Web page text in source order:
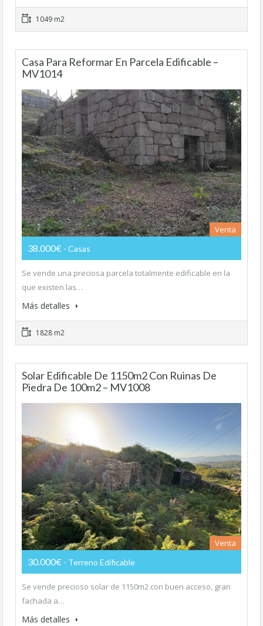
1049 m2
Casa Para Reformar En Parcela Edificable –
MV1014
Venta
38.000€ - Casas
Se vende una preciosa parcela totalmente edificable en la
que existen las…
Más detalles
1828 m2
Solar Edificable De 1150m2 Con Ruinas De
Piedra De 100m2 – MV1008
Venta
30.000€ - Terreno Edificable
Se vende precioso solar de 1150m2 con buen acceso, gran
fachada a…
Más detalles